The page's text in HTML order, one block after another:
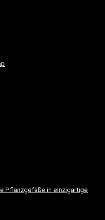
Pflanzgefäße in einzigartige